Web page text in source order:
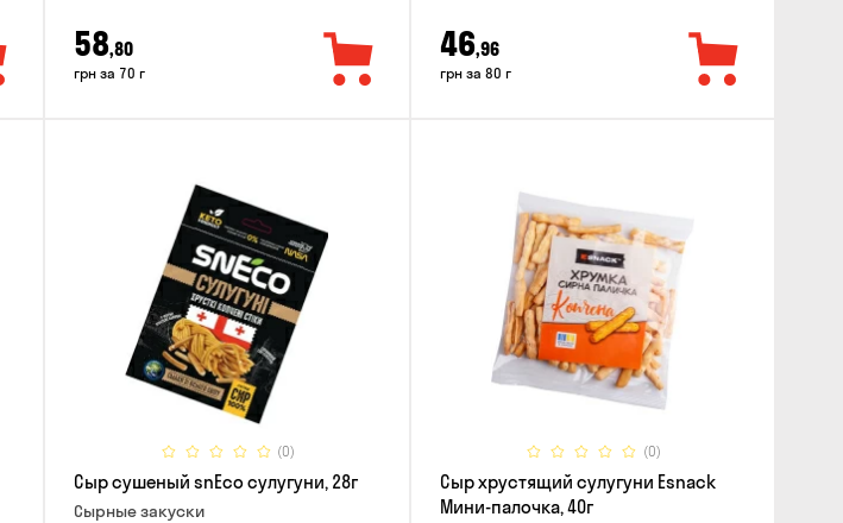
58,80
грн за 70 г
46,96
грн за 80 г
(0)
Сыр сушеный snEco сулугуни, 28г
Cырные закуски
(0)
Сыр хрустящий сулугуни Esnack
Мини-палочка, 40г